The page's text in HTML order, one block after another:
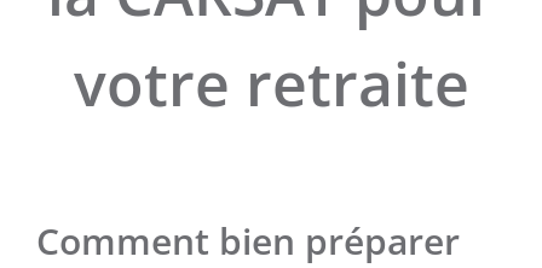
votre retraite
Comment bien préparer